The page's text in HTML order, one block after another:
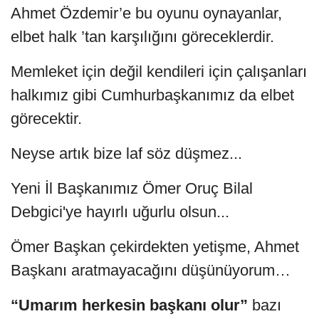
Ahmet Özdemir’e bu oyunu oynayanlar,
elbet halk ’tan karşılığını göreceklerdir.
Memleket için değil kendileri için çalışanları
halkımız gibi Cumhurbaşkanımız da elbet
görecektir.
Neyse artık bize laf söz düşmez...
Yeni İl Başkanımız Ömer Oruç Bilal
Debgici'ye hayırlı uğurlu olsun...
Ömer Başkan çekirdekten yetişme, Ahmet
Başkanı aratmayacağını düşünüyorum…
“Umarım herkesin başkanı olur” bazı